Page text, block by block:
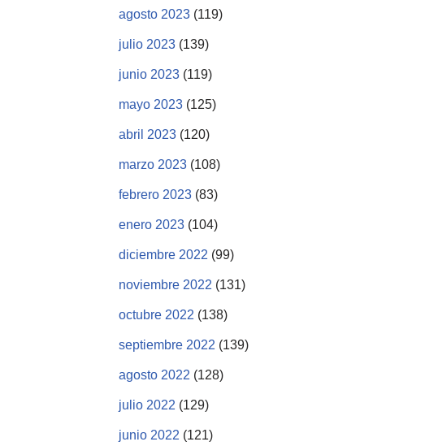
agosto 2023 (119)
julio 2023 (139)
junio 2023 (119)
mayo 2023 (125)
abril 2023 (120)
marzo 2023 (108)
febrero 2023 (83)
enero 2023 (104)
diciembre 2022 (99)
noviembre 2022 (131)
octubre 2022 (138)
septiembre 2022 (139)
agosto 2022 (128)
julio 2022 (129)
junio 2022 (121)